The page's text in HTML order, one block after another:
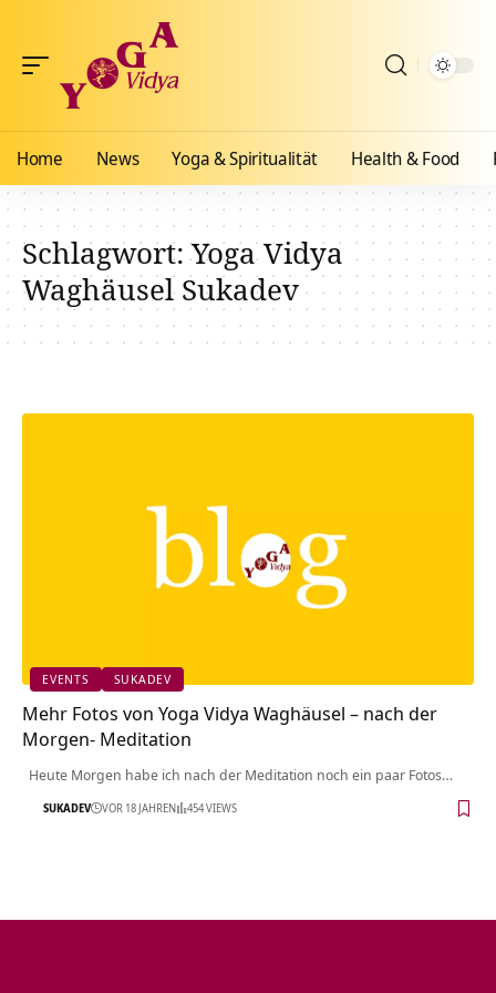
Home News Yoga & Spiritualität Health & Food
Schlagwort:Yoga Vidya
Waghäusel Sukadev
EVENTS SUKADEV
Mehr Fotos von Yoga Vidya Waghäusel – nach der
Morgen- Meditation
Heute Morgen habe ich nach der Meditation noch ein paar Fotos…
SUKADEV VOR 18 JAHREN 454 VIEWS